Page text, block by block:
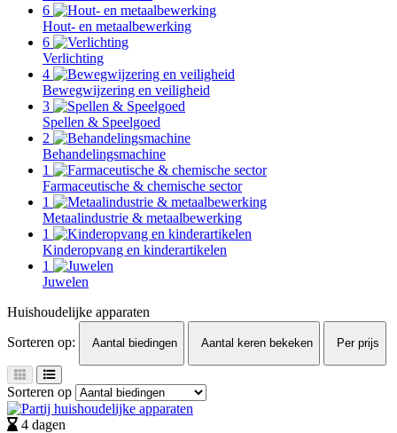
6
Hout- en metaalbewerking
6
Verlichting
4
Bewegwijzering en veiligheid
3
Spellen & Speelgoed
2
Behandelingsmachine
1
Farmaceutische & chemische sector
1
Metaalindustrie & metaalbewerking
1
Kinderopvang en kinderartikelen
1
Juwelen
Huishoudelijke apparaten
Sorteren op:
Aantal biedingen Aantal keren bekeken Per prijs
Sorteren op
4 dagen